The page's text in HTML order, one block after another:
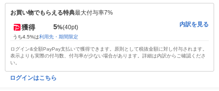
お買い物でもらえる特典最大付与率7%
獲得 5%(40pt)
うち4.5%は利用先・期間限定
内訳を見る
ログイン&全額PayPay支払いで獲得できます。原則として税抜金額に対し付与されます。
表示よりも実際の付与数、付与率が少ない場合があります。詳細は内訳からご確認くださ
い。
ログインはこちら